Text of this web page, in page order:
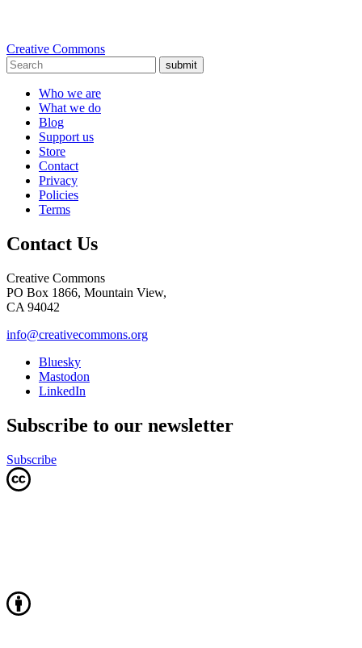
Creative Commons
submit
Who we are
What we do
Blog
Support us
Store
Contact
Privacy
Policies
Terms
Contact Us
Creative Commons
PO Box 1866, Mountain View,
CA 94042
info@creativecommons.org
Bluesky
Mastodon
LinkedIn
Subscribe to our newsletter
Subscribe